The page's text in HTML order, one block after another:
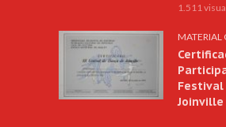
1.511
MATERIAL
Festival
Joinville